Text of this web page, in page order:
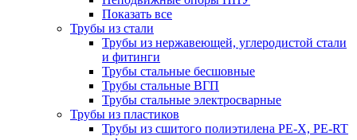
Показать все
Трубы из стали
Трубы из нержавеющей, углеродистой стали
и фитинги
Трубы стальные бесшовные
Трубы стальные ВГП
Трубы стальные электросварные
Трубы из пластиков
Трубы из сшитого полиэтилена PE-X, PE-RT